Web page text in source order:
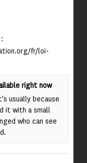
fr/loi-
right now
usually because
it with a small
who can see